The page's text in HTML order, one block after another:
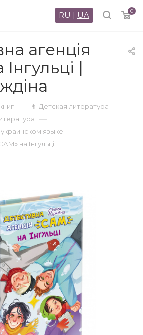
0
RU | UA
агенція
|
— 👨 Детская литература —
—
украинском языке —
на Інгульці